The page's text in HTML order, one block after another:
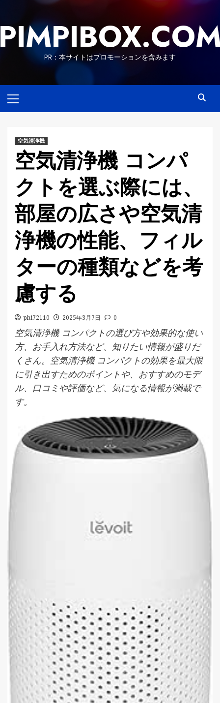
content
PR：本サイトはプロモーションを含みます
Menu
空気清浄機
空気清浄機 コンパ
クトを選ぶ際には、
部屋の広さや空気清
浄機の性能、フィル
ターの種類などを考
慮する
phi72110 2025年3月7日 0
空気清浄機 コンパクトの選び方や効果的な使い
方、お手入れ方法など、知りたい情報が盛りだ
くさん。空気清浄機 コンパクトの効果を最大限
に引き出すためのポイントや、おすすめのモデ
ル、口コミや評価など、気になる情報が満載で
す。